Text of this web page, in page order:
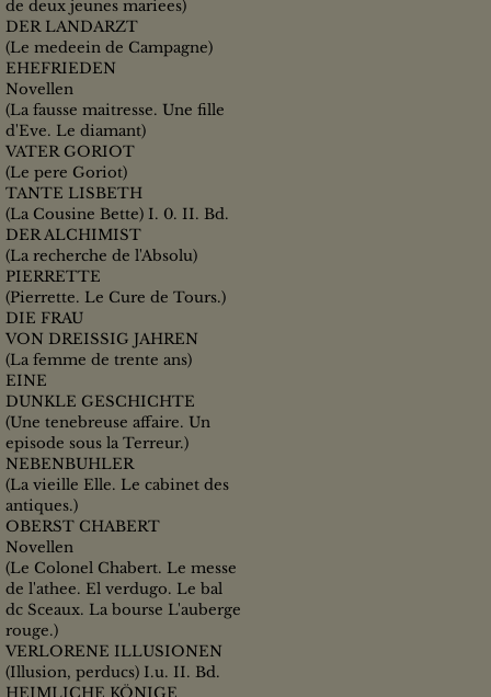
de deux jeunes mariees)
DER LANDARZT
(Le medeein de Campagne)
EHEFRIEDEN
Novellen
(La fausse maitresse. Une fille
d'Eve. Le diamant)
VATER GORIOT
(Le pere Goriot)
TANTE LISBETH
(La Cousine Bette) I. 0. II. Bd.
DER ALCHIMIST
(La recherche de l'Absolu)
PIERRETTE
(Pierrette. Le Cure de Tours.)
DIE FRAU
VON DREISSIG JAHREN
(La femme de trente ans)
EINE
DUNKLE GESCHICHTE
(Une tenebreuse affaire. Un
episode sous la Terreur.)
NEBENBUHLER
(La vieille Elle. Le cabinet des
antiques.)
OBERST CHABERT
Novellen
(Le Colonel Chabert. Le messe
de l'athee. El verdugo. Le bal
dc Sceaux. La bourse L'auberge
rouge.)
VERLORENE ILLUSIONEN
(Illusion, perducs) I.u. II. Bd.
HEIMLICHE KÖNIGE